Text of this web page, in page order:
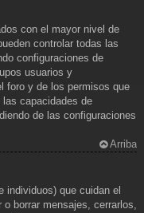
con el mayor nivel de
controlar todas las
configuraciones de
usuarios y
foro y de los permisos que
capacidades de
de las configuraciones
Arriba
individuos) que cuidan el
borrar mensajes, cerrarlos,